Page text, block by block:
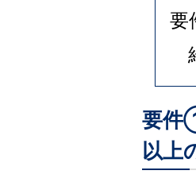
要
要件
以上